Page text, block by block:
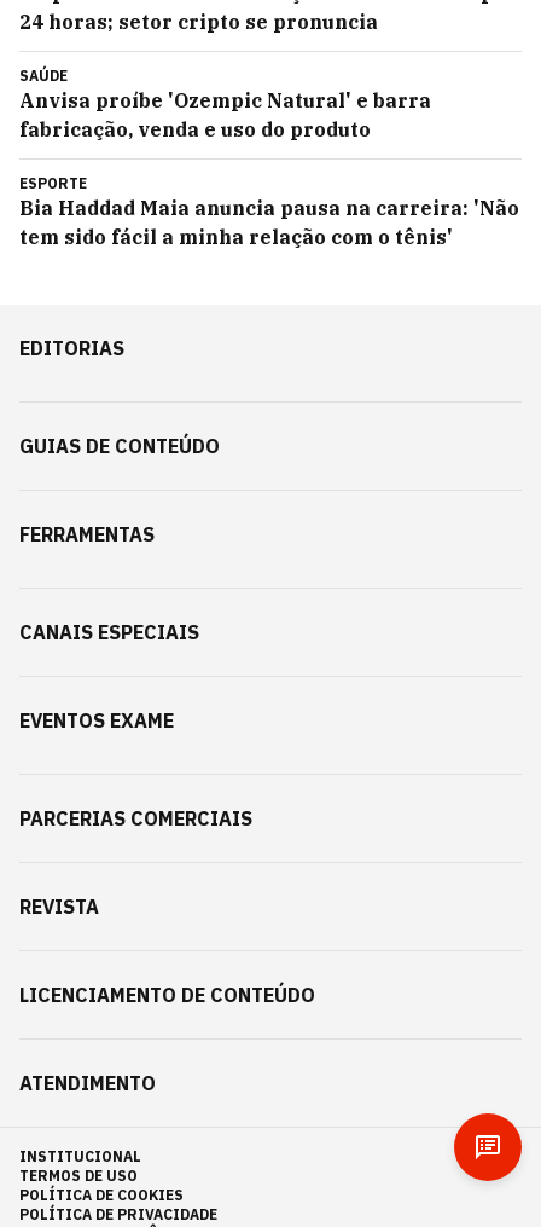
24 horas; setor cripto se pronuncia
SAÚDE
Anvisa proíbe 'Ozempic Natural' e barra
fabricação, venda e uso do produto
ESPORTE
Bia Haddad Maia anuncia pausa na carreira: 'Não
tem sido fácil a minha relação com o tênis'
EDITORIAS
GUIAS DE CONTEÚDO
FERRAMENTAS
CANAIS ESPECIAIS
EVENTOS EXAME
PARCERIAS COMERCIAIS
REVISTA
LICENCIAMENTO DE CONTEÚDO
ATENDIMENTO
INSTITUCIONAL
TERMOS DE USO
POLÍTICA DE COOKIES
POLÍTICA DE PRIVACIDADE